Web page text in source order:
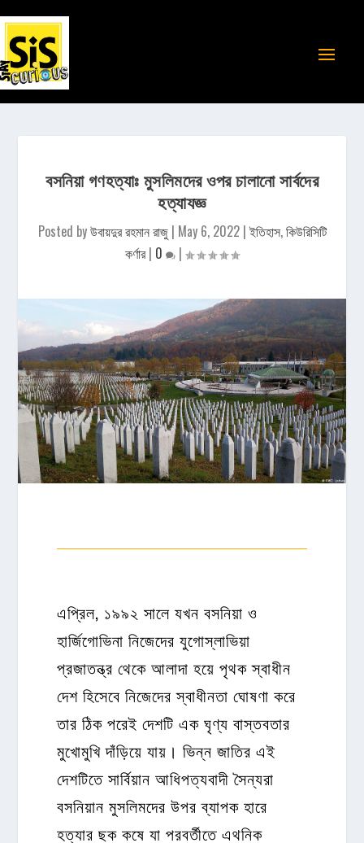
বসনিয়া গণহত্যাঃ মুসলিমদের ওপর চালানো সার্বদের
হত্যাযজ্ঞ
Posted byউবায়দুর রহমান রাজু| May 6, 2022|ইতিহাস,কিউরিসিটি
কর্ণার| 0 |
এপ্রিল, ১৯৯২ সালে যখন বসনিয়া ও
হার্জিগোভিনা নিজেদের যুগোস্লাভিয়া
প্রজাতন্ত্র থেকে আলাদা হয়ে পৃথক স্বাধীন
দেশ হিসেবে নিজেদের স্বাধীনতা ঘোষণা করে
তার ঠিক পরেই দেশটি এক ঘৃণ্য বাস্তবতার
মুখোমুখি দাঁড়িয়ে যায়। ভিন্ন জাতির এই
দেশটিতে সার্বিয়ান আধিপত্যবাদী সৈন্যরা
বসনিয়ান মুসলিমদের উপর ব্যাপক হারে
হত্যার ছক কষে যা পরবর্তীতে এথনিক